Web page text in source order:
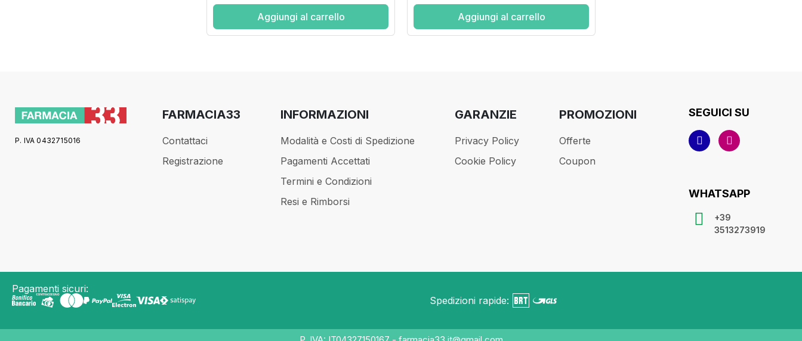
Aggiungi al carrello Aggiungi al carrello
P. IVA 0432715016
FARMACIA33
Contattaci
Registrazione
INFORMAZIONI
Modalità e Costi di Spedizione
Pagamenti Accettati
Termini e Condizioni
Resi e Rimborsi
GARANZIE
Privacy Policy
Cookie Policy
PROMOZIONI
Offerte
Coupon
SEGUICI SU
WHATSAPP
+39
3513273919
Pagamenti sicuri:
Spedizioni rapide: